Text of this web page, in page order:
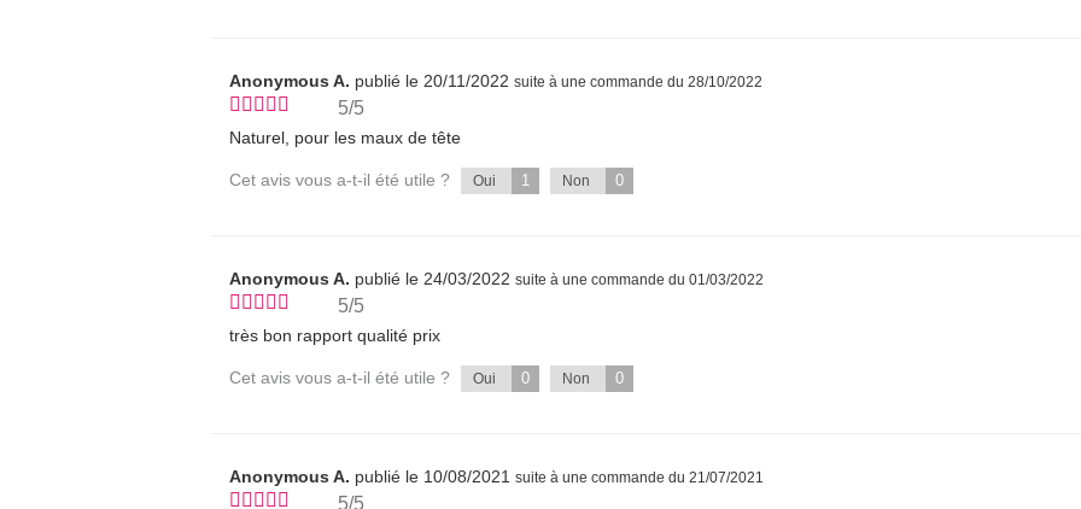
Anonymous A. publié le 20/11/2022 suite à une commande du 28/10/2022
5/5
Naturel, pour les maux de tête
Cet avis vous a-t-il été utile ? Oui 1 Non 0
Anonymous A. publié le 24/03/2022 suite à une commande du 01/03/2022
5/5
très bon rapport qualité prix
Cet avis vous a-t-il été utile ? Oui 0 Non 0
Anonymous A. publié le 10/08/2021 suite à une commande du 21/07/2021
5/5